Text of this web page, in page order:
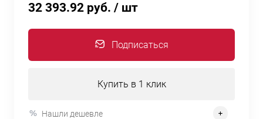
32 393.92 руб. / шт
Подписаться
Купить в 1 клик
Нашли дешевле